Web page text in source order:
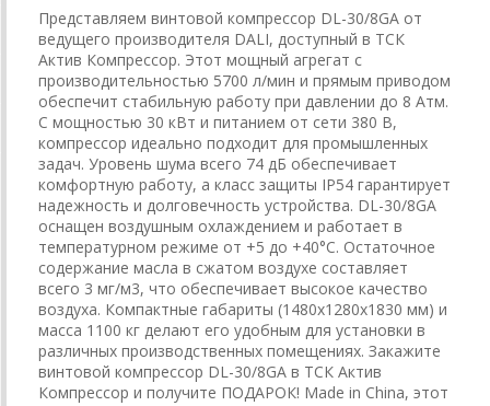
Представляем винтовой компрессор DL-30/8GA от
ведущего производителя DALI, доступный в ТСК
Актив Компрессор. Этот мощный агрегат с
производительностью 5700 л/мин и прямым приводом
обеспечит стабильную работу при давлении до 8 Атм.
С мощностью 30 кВт и питанием от сети 380 В,
компрессор идеально подходит для промышленных
задач. Уровень шума всего 74 дБ обеспечивает
комфортную работу, а класс защиты IP54 гарантирует
надежность и долговечность устройства. DL-30/8GA
оснащен воздушным охлаждением и работает в
температурном режиме от +5 до +40°C. Остаточное
содержание масла в сжатом воздухе составляет
всего 3 мг/м3, что обеспечивает высокое качество
воздуха. Компактные габариты (1480x1280x1830 мм) и
масса 1100 кг делают его удобным для установки в
различных производственных помещениях. Закажите
винтовой компрессор DL-30/8GA в ТСК Актив
Компрессор и получите ПОДАРОК! Made in China, этот